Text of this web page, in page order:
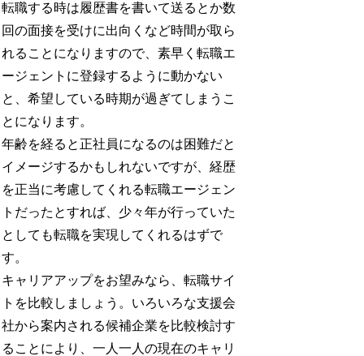
転職する時は履歴書を書いて送るとか数
回の面接を受けに出向くなど時間が取ら
れることになりますので、素早く転職エ
ージェントに登録するように動かない
と、希望している時期が過ぎてしまうこ
とになります。
年齢を経ると正社員になるのは困難だと
イメージするかもしれないですが、経歴
を正当に考慮してくれる転職エージェン
トだったとすれば、少々年が行っていた
としても転職を実現してくれるはずで
す。
キャリアアップをお望みなら、転職サイ
トを比較しましょう。いろいろな支援会
社から案内される候補企業を比較検討す
ることにより、一人一人の現在のキャリ